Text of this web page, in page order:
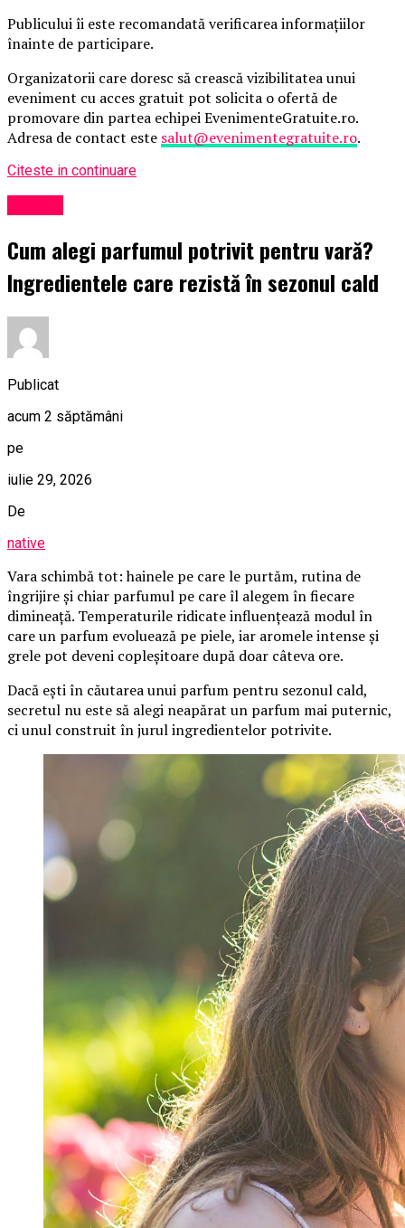
Publicului îi este recomandată verificarea informațiilor
înainte de participare.
Organizatorii care doresc să crească vizibilitatea unui
eveniment cu acces gratuit pot solicita o ofertă de
promovare din partea echipei EvenimenteGratuite.ro.
Adresa de contact este salut@evenimentegratuite.ro.
Citeste in continuare
Cum alegi parfumul potrivit pentru vară?
Ingredientele care rezistă în sezonul cald
Publicat
acum 2 săptămâni
pe
iulie 29, 2026
De
native
Vara schimbă tot: hainele pe care le purtăm, rutina de
îngrijire și chiar parfumul pe care îl alegem în fiecare
dimineață. Temperaturile ridicate influențează modul în
care un parfum evoluează pe piele, iar aromele intense și
grele pot deveni copleșitoare după doar câteva ore.
Dacă ești în căutarea unui parfum pentru sezonul cald,
secretul nu este să alegi neapărat un parfum mai puternic,
ci unul construit în jurul ingredientelor potrivite.